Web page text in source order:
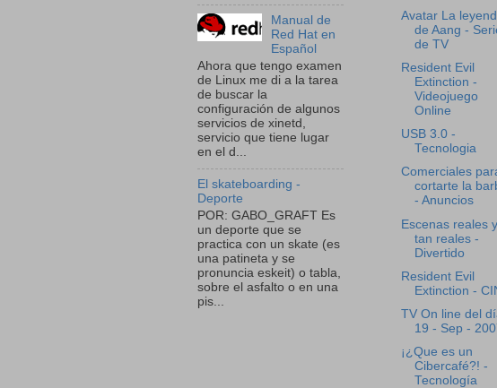
Manual de
Red Hat en
Español
Ahora que tengo examen
de Linux me di a la tarea
de buscar la
configuración de algunos
servicios de xinetd,
servicio que tiene lugar
en el d...
El skateboarding -
Deporte
POR: GABO_GRAFT Es
un deporte que se
practica con un skate (es
una patineta y se
pronuncia eskeit) o tabla,
sobre el asfalto o en una
pis...
Avatar La
de Aang -
de TV
Resident Evil
Extinction -
Videojuego
Online
USB 3.0 -
Tecnologia
Comerciales
cortarte la
- Anuncios
Escenas reales
tan reales -
Divertido
Resident Evil
Extinction -
TV On line del
19 - Sep -
¡¿Que es un
Cibercafé?! -
Tecnología